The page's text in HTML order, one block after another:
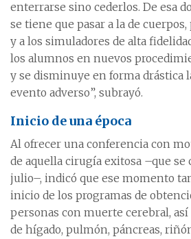
enterrarse sino cederlos. De esa
se tiene que pasar a la de cuerpos,
y a los simuladores de alta
los alumnos en nuevos
y se disminuye en forma drástica
evento adverso”, subrayó.
Inicio de una época
Al ofrecer una conferencia con
de aquella cirugía exitosa –que se
julio–, indicó que ese momento
inicio de los programas de
personas con muerte cerebral,
de hígado, pulmón, páncreas,